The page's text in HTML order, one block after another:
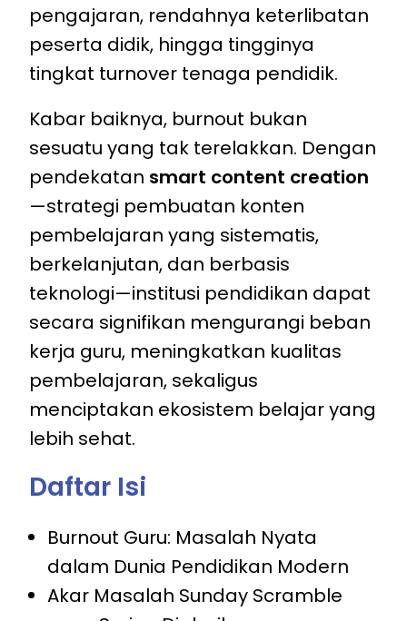
pengajaran, rendahnya keterlibatan
peserta didik, hingga tingginya
tingkat turnover tenaga pendidik.
Kabar baiknya, burnout bukan
sesuatu yang tak terelakkan. Dengan
pendekatan smart content creation
—strategi pembuatan konten
pembelajaran yang sistematis,
berkelanjutan, dan berbasis
teknologi—institusi pendidikan dapat
secara signifikan mengurangi beban
kerja guru, meningkatkan kualitas
pembelajaran, sekaligus
menciptakan ekosistem belajar yang
lebih sehat.
Daftar Isi
Burnout Guru: Masalah Nyata
dalam Dunia Pendidikan Modern
Akar Masalah Sunday Scramble